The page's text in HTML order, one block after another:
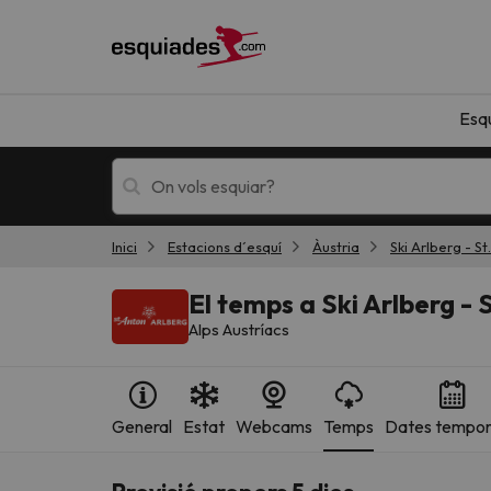
Inici Estacions d´esquí Àustria Ski Arlberg -
El temps a Ski Arlberg -
Alps Austríacs
General Estat Webcams Temps Dates